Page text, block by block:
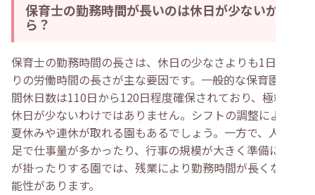
保育士の勤務時間が長いのは休日が少ないか
ら？
保育士の勤務時間の長さは、休日の少なさよりも1日あた
りの労働時間の長さが主な要因です。一般的な保育園の年
間休日数は110日から120日程度確保されており、極端に
休日が少ないわけではありません。シフトの調整により、
夏休みや連休が取れる園もあるでしょう。一方で、人手不
足で仕事量が多かったり、行事の規模が大きく準備に時間
が掛ったりする園では、残業により勤務時間が長くなる可
能性があります。